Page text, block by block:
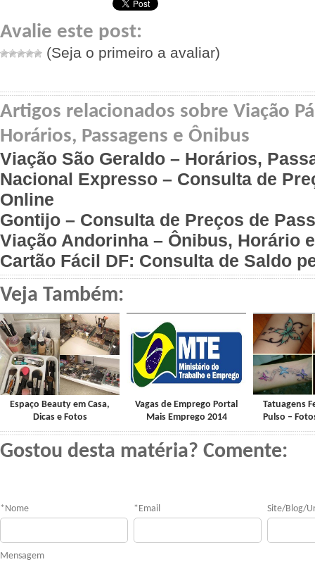
Avalie este post:
(Seja o primeiro a avaliar)
Artigos relacionados sobre Viação
Horários, Passagens e Ônibus
Viação São Geraldo – Horários,
Nacional Expresso – Consulta de
Online
Gontijo – Consulta de Preços de
Viação Andorinha – Ônibus, Horário
Cartão Fácil DF: Consulta de Saldo
Veja Também:
Espaço Beauty em Casa,
Dicas e Fotos
Vagas de Emprego Portal
Mais Emprego 2014
Tatuagens
Pulso –
Gostou desta matéria? Comente:
* Nome * Email Site/Blog/
Mensagem